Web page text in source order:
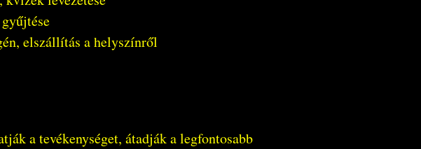
elszállítás a helyszínről
a tevékenységet, átadják a legfontosabb